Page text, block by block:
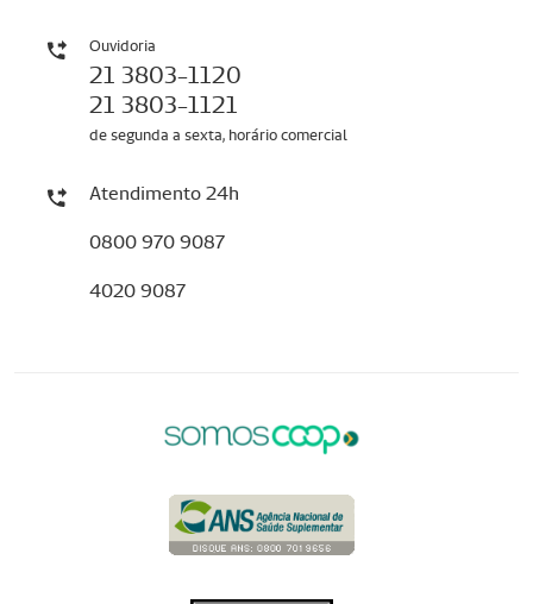
Ouvidoria
21 3803-1120
21 3803-1121
de segunda a sexta, horário comercial
Atendimento 24h
0800 970 9087
4020 9087